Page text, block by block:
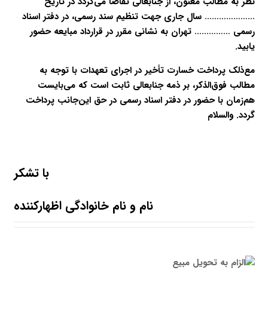
………………… سال جاری جهت تنظیم سند رسمی، در دفتر اسناد
رسمی …………… تهران به نشانی مقرر در قرارداد مبایعه حضور
یابید.
مع‌ذلک پرداخت خسارت تأخیر در اجرای تعهدات با توجه به
مطالب فوق‌الذکر، بر ذمه جنابعالی ثابت است که می‌بایست
هم‌زمان با حضور در دفتر اسناد رسمی در حق این‌جانب پرداخت
گردد. والسلام
با تشکر
نام و نام خانوادگی اظهارکننده